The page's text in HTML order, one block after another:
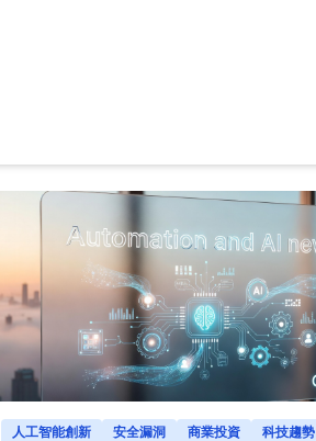
人工智能創新 安全漏洞 商業投資
科技趨勢